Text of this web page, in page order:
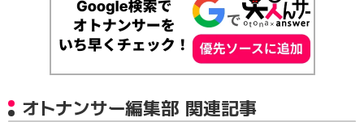
オトナンサー編集部 関連記事